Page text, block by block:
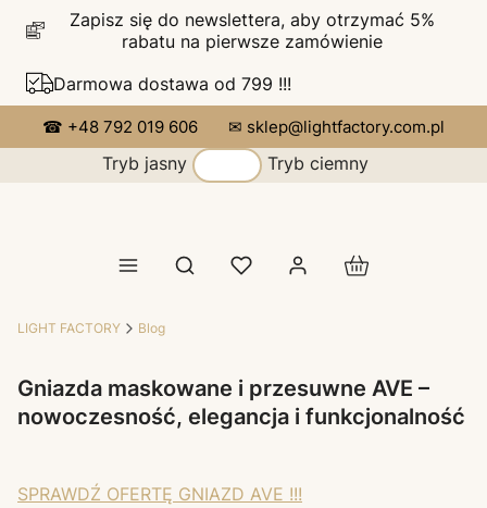
Zapisz się do newslettera, aby otrzymać 5%
rabatu na pierwsze zamówienie
Darmowa dostawa od 799 !!!
☎ +48 792 019 606 ✉ sklep@lightfactory.com.pl
Tryb jasny Tryb ciemny
Otwórz wyszukiwarkę Produkty w
LIGHT FACTORY Blog
Gniazda maskowane i przesuwne AVE –
nowoczesność, elegancja i funkcjonalność
SPRAWDŹ OFERTĘ GNIAZD AVE !!!